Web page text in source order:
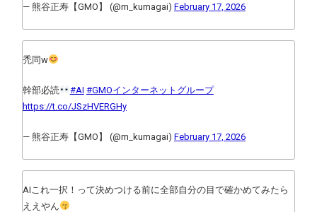
— 熊谷正寿【GMO】 (@m_kumagai) February 17, 2026
禿同w
幹部必読 #AI #GMOインターネットグループ
https://t.co/JSzHVERGHy
— 熊谷正寿【GMO】 (@m_kumagai) February 17, 2026
AIこれ一択！って決めつける前に全部自分の目で確かめてみたら
ええやん